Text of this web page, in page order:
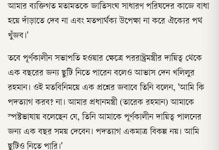
আমার ব্যক্তিগত মতামতকে জাতিসংঘ সাধারণ পরিষদের কাজে বাধা
হয়ে দাঁড়াতে দেব না এবং মতপার্থক্য উপেক্ষা না করে ঐক্যের পথ
খুঁজব।'
তবে পূর্ণকালীন সভাপতি হওয়ার ক্ষেত্রে পররাষ্ট্রমন্ত্রীর দায়িত্ব থেকে
এক বছরের জন্য ছুটি নিতে পারেন বলেও আভাস দেন খলিলুর
রহমান। ওই মতবিনিময়ে এক প্রশ্নের জবাবে তিনি বলেন, 'আমি কি
পদত্যাগ করব? না। আমার প্রধানমন্ত্রী (তারেক রহমান) আমাকে
স্পষ্টভাষায় বলেছেন যে, তিনি আমাকে পূর্ণকালীন দায়িত্ব পালনের
জন্য এক বছর সময় দেবেন। পদত্যাগ একমাত্র বিকল্প নয়। আমি
ছুটিও নিতে পারি।'